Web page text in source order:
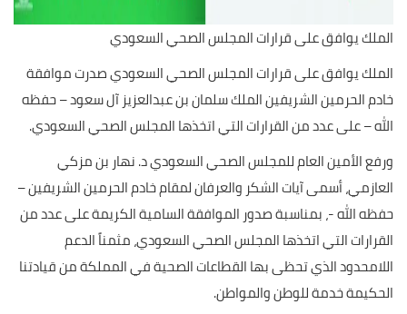
الملك يوافق على قرارات المجلس الصحي السعودي
الملك يوافق على قرارات المجلس الصحي السعودي صدرت موافقة
خادم الحرمين الشريفين الملك سلمان بن عبدالعزيز آل سعود – حفظه
الله – على عدد من القرارات التي اتخذها المجلس الصحي السعودي.
ورفع الأمين العام للمجلس الصحي السعودي د. نهار بن مزكي
العازمي، أسمى آيات الشكر والعرفان لمقام خادم الحرمين الشريفين –
حفظه الله -، بمناسبة صدور الموافقة السامية الكريمة على عدد من
القرارات التي اتخذها المجلس الصحي السعودي، مثمناً الدعم
اللامحدود الذي تحظى بها القطاعات الصحية في المملكة من قيادتنا
الحكيمة خدمة للوطن والمواطن.